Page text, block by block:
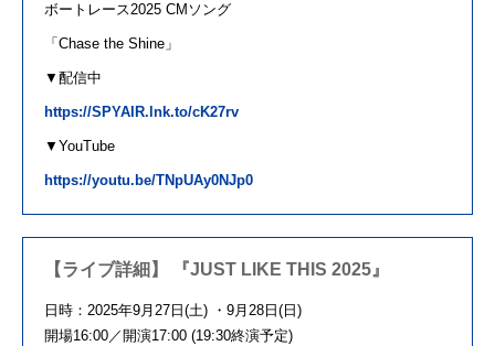
ボートレース2025 CM ソング
「 Chase the Shine 」
▼配信中
https://SPYAIR.lnk.to/cK27rv
▼ YouTube
https://youtu.be/TNpUAy0NJp0
【ライブ詳細】 『JUST LIKE THIS 2025』
日時：2025年9月27日(土) ・9月28日(日)
開場16:00／開演17:00 (19:30終演予定)